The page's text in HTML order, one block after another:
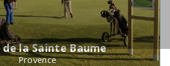
de la Sainte Baume
Provence